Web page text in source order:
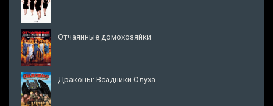
Отчаянные домохозяйки
Драконы: Всадники Олуха